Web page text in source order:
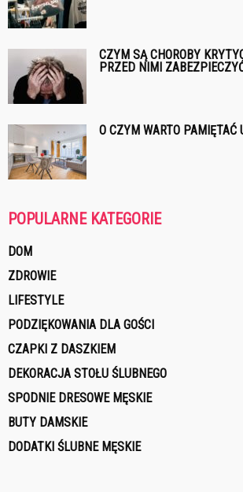
CZYM SĄ CHOROBY
PRZED NIMI
O CZYM WARTO
POPULARNE KATEGORIE
DOM
ZDROWIE
LIFESTYLE
PODZIĘKOWANIA DLA GOŚCI
CZAPKI Z DASZKIEM
DEKORACJA STOŁU ŚLUBNEGO
SPODNIE DRESOWE MĘSKIE
BUTY DAMSKIE
DODATKI ŚLUBNE MĘSKIE